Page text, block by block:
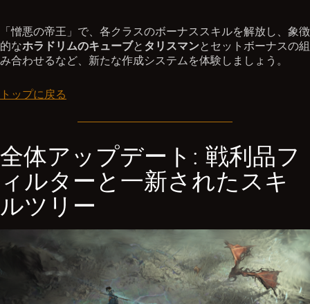
「憎悪の帝王」で、各クラスのボーナススキルを解放し、象徴
的なホラドリムのキューブと タリスマンとセットボーナスの組
み合わせるなど、新たな作成システムを体験しましょう。
トップに戻る
全体アップデート: 戦利品フ
ィルターと一新されたスキ
ルツリー